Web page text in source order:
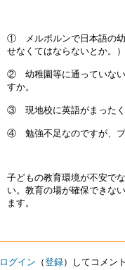
① メルボルンで日本語の幼
せなくてはならないとか。
② 幼稚園等に通っていない
すか。
③ 現地校に英語がまったく
④ 勉強不足なのですが、プ
子どもの教育環境が不安で
い。教育の場が確保できな
ます。
ログイン （登録）してコメン